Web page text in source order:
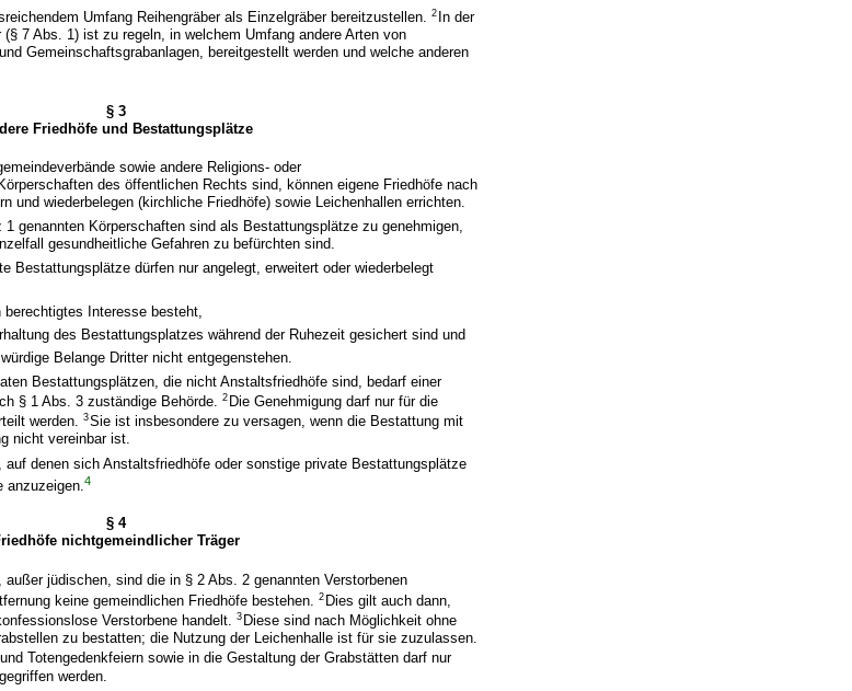
Umfang Reihengräber als Einzelgräber bereitzustellen.2 In der
7 Abs. 1) ist zu regeln, in welchem Umfang andere Arten von
Gemeinschaftsgrabanlagen, bereitgestellt werden und welche anderen
§ 3
Friedhöfe und Bestattungsplätze
sowie andere Religions- oder
des öffentlichen Rechts sind, können eigene Friedhöfe nach
und wiederbelegen (kirchliche Friedhöfe) sowie Leichenhallen errichten.
genannten Körperschaften sind als Bestattungsplätze zu genehmigen,
gesundheitliche Gefahren zu befürchten sind.
Bestattungsplätze dürfen nur angelegt, erweitert oder wiederbelegt
Interesse besteht,
des Bestattungsplatzes während der Ruhezeit gesichert sind und
Belange Dritter nicht entgegenstehen.
Bestattungsplätzen, die nicht Anstaltsfriedhöfe sind, bedarf einer
§ 1 Abs. 3 zuständige Behörde.2 Die Genehmigung darf nur für die
werden.3Sie ist insbesondere zu versagen, wenn die Bestattung mit
nicht vereinbar ist.
auf denen sich Anstaltsfriedhöfe oder sonstige private Bestattungsplätze
anzuzeigen.4
§ 4
nichtgemeindlicher Träger
jüdischen, sind die in § 2 Abs. 2 genannten Verstorbenen
keine gemeindlichen Friedhöfe bestehen.2 Dies gilt auch dann,
Verstorbene handelt.3 Diese sind nach Möglichkeit ohne
zu bestatten; die Nutzung der Leichenhalle ist für sie zuzulassen.
Totengedenkfeiern sowie in die Gestaltung der Grabstätten darf nur
werden.